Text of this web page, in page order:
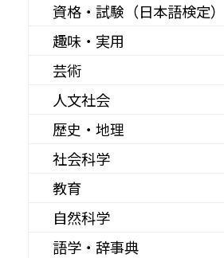
資格・試験（日本語検定）
趣味・実用
芸術
人文社会
歴史・地理
社会科学
教育
自然科学
語学・辞事典